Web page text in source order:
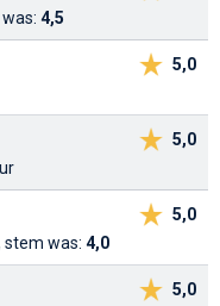
4,5
5,0
5,0
5,0
stem was: 4,0
5,0